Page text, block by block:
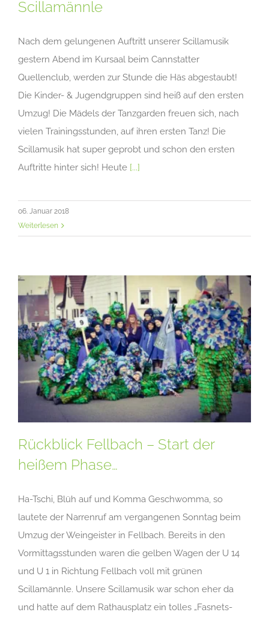
Scillamännle
Nach dem gelungenen Auftritt unserer Scillamusik
gestern Abend im Kursaal beim Cannstatter
Quellenclub, werden zur Stunde die Häs abgestaubt!
Die Kinder- & Jugendgruppen sind heiß auf den ersten
Umzug! Die Mädels der Tanzgarden freuen sich, nach
vielen Trainingsstunden, auf ihren ersten Tanz! Die
Scillamusik hat super geprobt und schon den ersten
Auftritte hinter sich! Heute [...]
06. Januar 2018
Weiterlesen
Rückblick Fellbach – Start der
heißem Phase…
Ha-Tschi, Blüh auf und Komma Geschwomma, so
lautete der Narrenruf am vergangenen Sonntag beim
Umzug der Weingeister in Fellbach. Bereits in den
Vormittagsstunden waren die gelben Wagen der U 14
und U 1 in Richtung Fellbach voll mit grünen
Scillamännle. Unsere Scillamusik war schon eher da
und hatte auf dem Rathausplatz ein tolles „Fasnets-